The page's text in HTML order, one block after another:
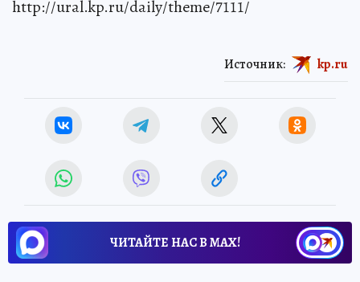
http://ural.kp.ru/daily/theme/7111/
Источник: kp.ru
ЧИТАЙТЕ НАС В МАХ!